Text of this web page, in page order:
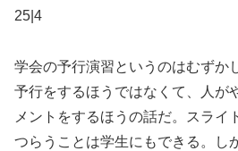
25|4
学会の予行演習というのはむずか
予行をするほうではなくて、人が
メントをするほうの話だ。スライ
つらうことは学生にもできる。し